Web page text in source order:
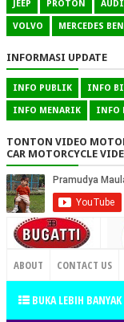
JEEP PROTON AUDI
VOLVO MERCEDES
INFORMASI UPDATE
INFO PUBLIK INFO
INFO MENARIK INFO
TONTON VIDEO
CAR MOTORCYCLE
ABOUT CONTACT US
TERMS OF SERVICE
BUKA LEBIH